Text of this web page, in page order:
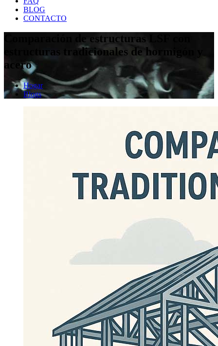
BLOG
CONTACTO
Comparación de estructuras LSF con
estructuras tradicionales de hormigón y
acero
Hogar
Blogs